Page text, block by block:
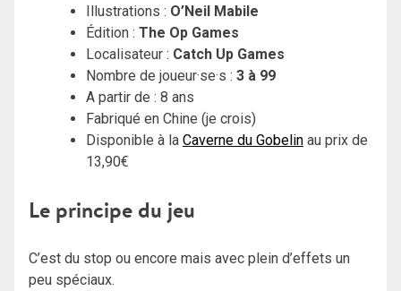
Illustrations : O’Neil Mabile
Édition : The Op Games
Localisateur : Catch Up Games
Nombre de joueur·se·s : 3 à 99
A partir de : 8 ans
Fabriqué en Chine (je crois)
Disponible à la Caverne du Gobelin au prix de
13,90€
Le principe du jeu
C’est du stop ou encore mais avec plein d’effets un
peu spéciaux.